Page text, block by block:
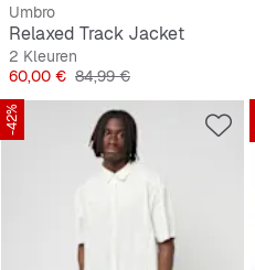
Umbro
Relaxed Track Jacket
2 Kleuren
Prijs
60,00 € Originele Prijs
84,99 €
-42%